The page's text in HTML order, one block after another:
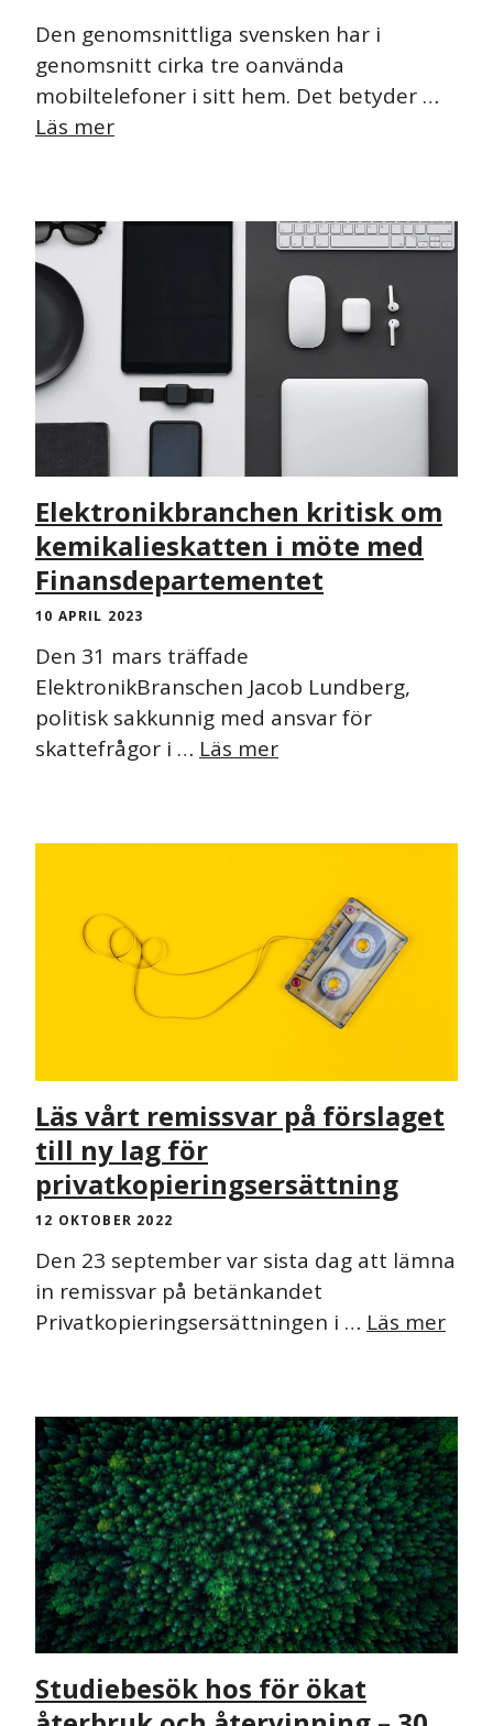
Den genomsnittliga svensken har i
genomsnitt cirka tre oanvända
mobiltelefoner i sitt hem. Det betyder …
Läs mer
Elektronikbranchen kritisk om
kemikalieskatten i möte med
Finansdepartementet
10 APRIL 2023
Den 31 mars träffade
ElektronikBranschen Jacob Lundberg,
politisk sakkunnig med ansvar för
skattefrågor i … Läs mer
Läs vårt remissvar på förslaget
till ny lag för
privatkopieringsersättning
12 OKTOBER 2022
Den 23 september var sista dag att lämna
in remissvar på betänkandet
Privatkopieringsersättningen i … Läs mer
Studiebesök hos för ökat